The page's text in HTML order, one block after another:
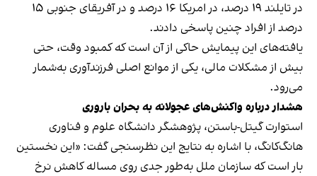
در تایلند ۱۹ درصد، در امریکا ۱۶ درصد و در آفریقای جنوبی ۱۵
درصد از افراد چنین پاسخی دادند.
یافته‌های این پیمایش حاکی از آن است که کمبود وقت، حتی
بیش از مشکلات مالی، یکی از موانع اصلی فرزندآوری به‌شمار
می‌رود.
هشدار درباره واکنش‌های عجولانه به بحران باروری
استوارت گیتل-باستن، پژوهشگر دانشگاه علوم و فناوری
هانگ‌کانگ، با اشاره به نتایج این نظرسنجی گفت: «این نخستین
بار است که سازمان ملل به‌طور جدی روی مساله کاهش نرخ